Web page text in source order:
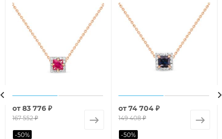
от83 776 ₽
167 552 ₽
-50%
от74 704 ₽
149 408 ₽
-50%